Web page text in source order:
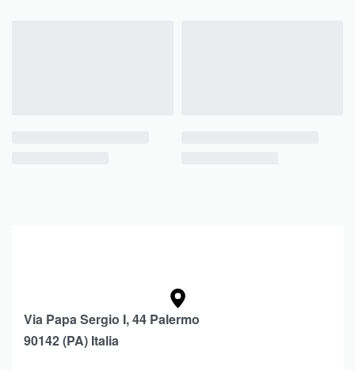
Via Papa Sergio I, 44 Palermo
90142 (PA) Italia